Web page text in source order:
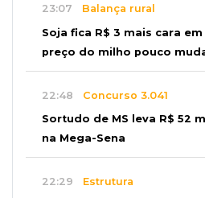
23:07 Balança rural
Soja fica R$ 3 mais cara
preço do milho pouco
22:48 Concurso 3.041
Sortudo de MS leva R$ 52
na Mega-Sena
22:29 Estrutura